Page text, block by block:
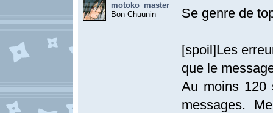
motoko_master
Bon Chuunin
Se genre de
[spoil]Les
que le
Au moins 120
messages.